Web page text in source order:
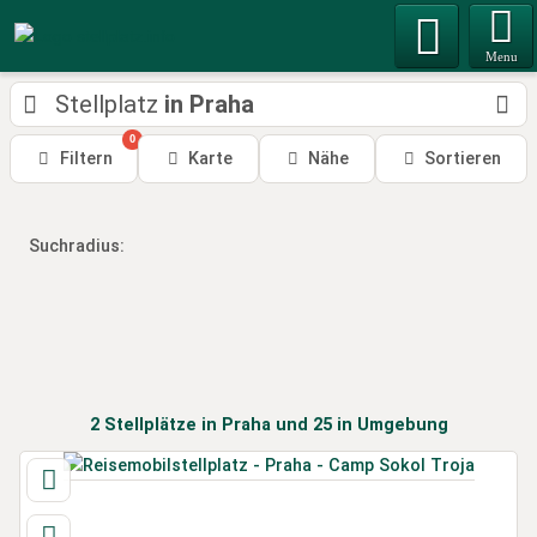
Menu
Stellplatz in Praha
Filtern
0
Karte Nähe Sortieren
Suchradius:
2Stellplätze in Prahaund 25 in Umgebung